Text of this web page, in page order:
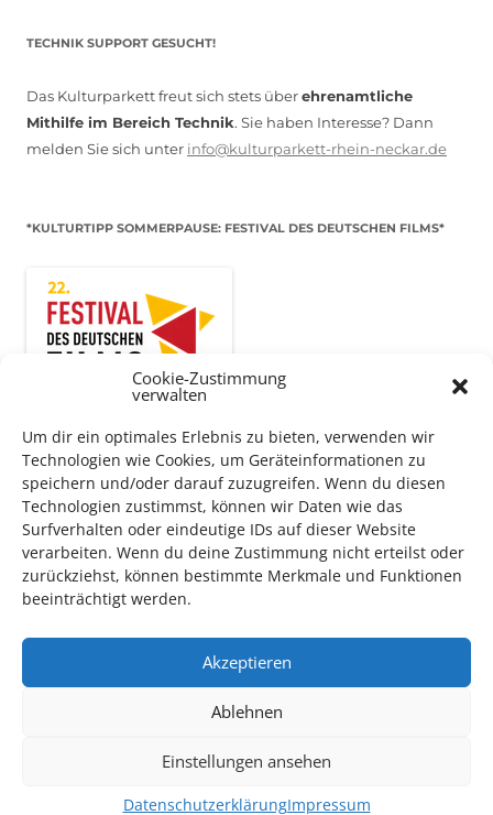
Cookie-Zustimmung
verwalten
Um dir ein optimales Erlebnis zu bieten, verwenden wir
Technologien wie Cookies, um Geräteinformationen zu
speichern und/oder darauf zuzugreifen. Wenn du diesen
Technologien zustimmst, können wir Daten wie das
Surfverhalten oder eindeutige IDs auf dieser Website
verarbeiten. Wenn du deine Zustimmung nicht erteilst oder
zurückziehst, können bestimmte Merkmale und Funktionen
beeinträchtigt werden.
Akzeptieren
Ablehnen
Einstellungen ansehen
DatenschutzerklärungImpressum
TECHNIK SUPPORT GESUCHT!
Das Kulturparkett freut sich stets überehrenamtliche
Mithilfe im Bereich Technik. Sie haben Interesse? Dann
melden Sie sich unter info@kulturparkett-rhein-neckar.de
*KULTURTIPP SOMMERPAUSE: FESTIVAL DES DEUTSCHEN FILMS*
Auch dieses Jahr findet wieder dasFestival des deutschen
Filmsin Ludwigshafen statt.
Vom 19. August bist zum 9. Septemberhaben Kulturpass-
Inhaber*innen freien Eintrittzu den Vorstellungen – 30
Minuten vor Beginn des Films und solange der Vorrat reicht!
Weitere Details zum Festival finden SieHIER
DIGITAL KULTURPASS BEANTRAGEN